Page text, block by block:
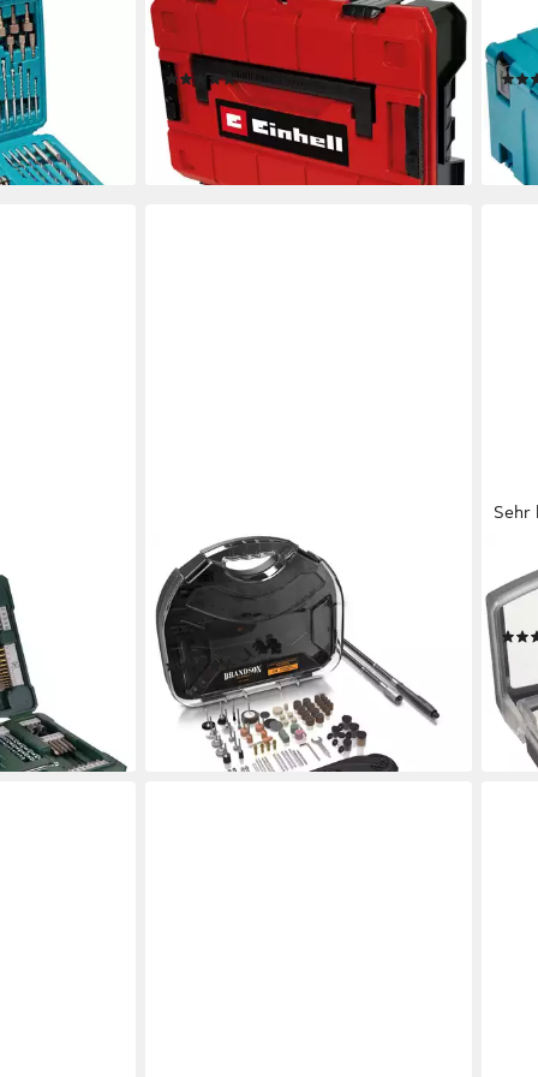
102-
bei dir
Werkzeugkoffer Systemkoffer E-
Case S-F
(62)
27,99 € UVP 34,95 €
-20%
lieferbar - am nächsten Werktag bei dir
ab
-27%
91-teilig
bei dir
BRANDSON
Multitool Multifunktionswerkzeug,
Sägen, Schneiden, Schleifen, Fräsen,
Polieren und Gravieren
(3)
36,95 € UVP79,99 €
-54%
lieferbar - in 2-3 Werktagen bei dir
Sehr
Bit-
32-
-